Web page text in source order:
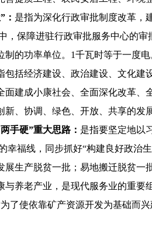
： 是指为深化行政审批制度改革，
，保障进驻行政审批服务中心的
制的功率单位。1千瓦时等于一度电
包括经济建设、政治建设、文化建
面建成小康社会、全面深化改革、
新、协调、绿色、开放、共享的发
手硬”重大思路： 是指要坚定地以
幸福线，同步抓好“构建良好政治
展生产脱贫一批；易地搬迁脱贫一
与养老产业，是现代服务业的重要
了使依靠矿产资源开发为基础而